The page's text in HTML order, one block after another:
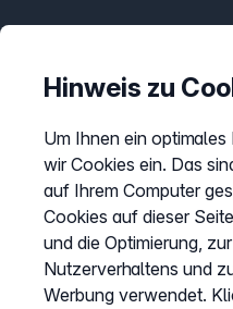
Hinweis zu
Um Ihnen ein
wir Cookies ein. Das
auf Ihrem Computer
Cookies auf dieser
und die Optimierung,
Nutzerverhaltens und
Werbung verwendet.